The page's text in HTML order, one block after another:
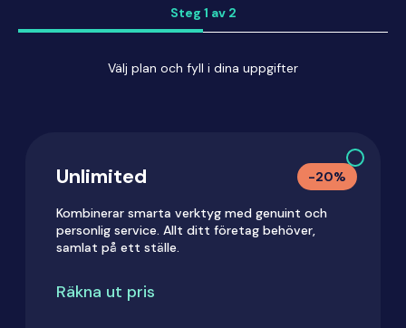
Steg 1 av 2
Välj plan och fyll i dina uppgifter
Unlimited -20%
Kombinerar smarta verktyg med genuint och
personlig service. Allt ditt företag behöver,
samlat på ett ställe.
Räkna ut pris